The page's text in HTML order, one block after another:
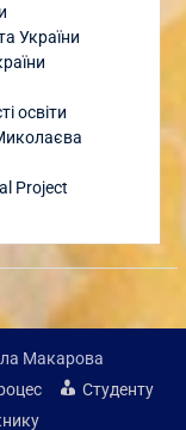
України
освіти
Project
Макарова
Студенту